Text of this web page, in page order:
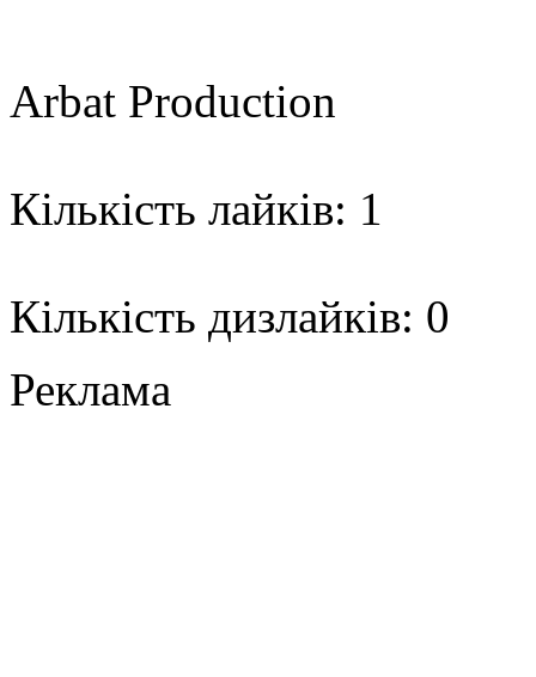
Arbat Production
Кількість лайків: 1
Кількість дизлайків: 0
Реклама